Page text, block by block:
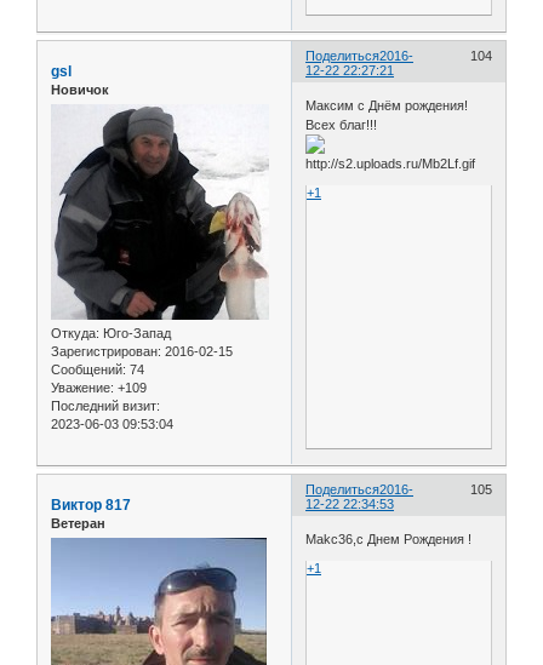
Поделиться 104
2016-
12-22 22:27:21
gsl
Новичок
Откуда: Юго-Запад
Зарегистрирован: 2016-02-15
Сообщений: 74
Уважение: +109
Последний визит:
2023-06-03 09:53:04
Максим с Днём рождения!
Всех благ!!!
+1
Поделиться 105
2016-
12-22 22:34:53
Виктор 817
Ветеран
Makc36,с Днем Рождения !
+1